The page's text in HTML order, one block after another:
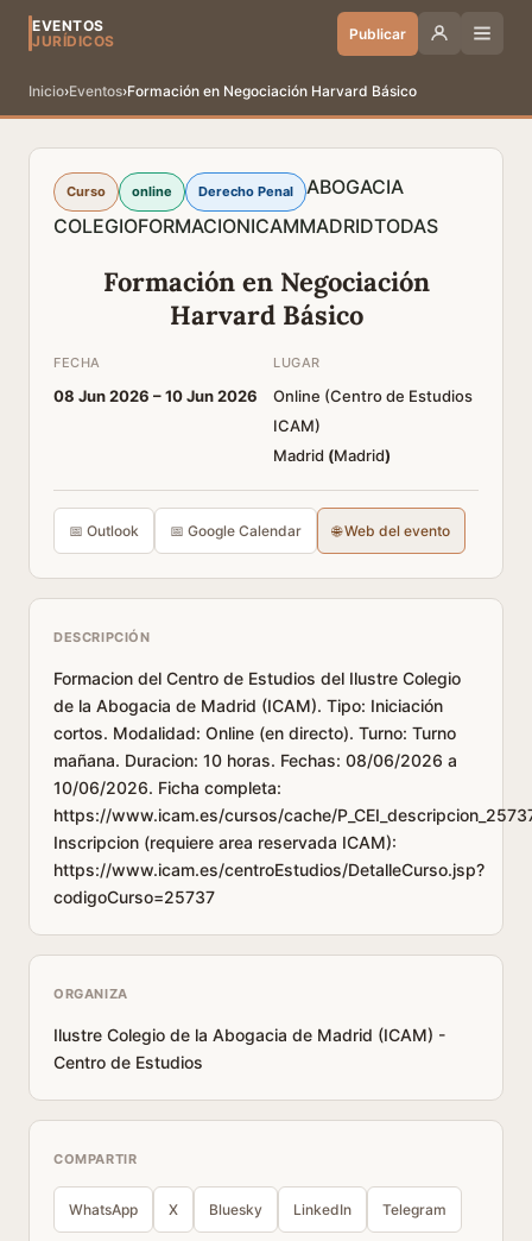
EVENTOS
JURÍDICOS
Publicar
Inicio›Eventos›Formación en Negociación Harvard Básico
Curso online Derecho Penal
ABOGACIA
COLEGIOFORMACIONICAMMADRIDTODAS
Formación en Negociación
Harvard Básico
FECHA
08 Jun 2026 –10 Jun 2026
LUGAR
Online (Centro de Estudios
ICAM)
Madrid (Madrid)
📅 Outlook 📅 Google Calendar 🌐 Web del evento
DESCRIPCIÓN
Formacion del Centro de Estudios del Ilustre Colegio
de la Abogacia de Madrid (ICAM). Tipo: Iniciación
cortos. Modalidad: Online (en directo). Turno: Turno
mañana. Duracion: 10 horas. Fechas: 08/06/2026 a
10/06/2026. Ficha completa:
https://www.icam.es/cursos/cache/
Inscripcion (requiere area reservada ICAM):
https://www.icam.es/centroEstudios/DetalleCurso.jsp?
codigoCurso=25737
ORGANIZA
Ilustre Colegio de la Abogacia de Madrid (ICAM) -
Centro de Estudios
COMPARTIR
WhatsApp X Bluesky LinkedIn Telegram